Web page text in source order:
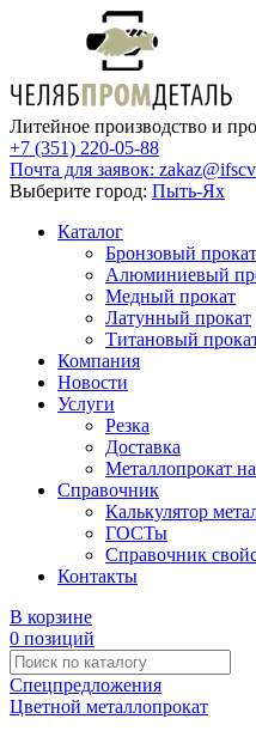
Литейное производство и
+7 (351) 220-05-88
Почта для заявок:
Выберите город: Пыть-Ях
Каталог
Бронзовый прокат
Алюминиевый
Медный прокат
Латунный прокат
Титановый
Компания
Новости
Услуги
Резка
Доставка
Металлопрокат на
Справочник
Калькулятор
ГОСТы
Справочник
Контакты
В корзине
0 позиций
Спецпредложения
Цветной металлопрокат